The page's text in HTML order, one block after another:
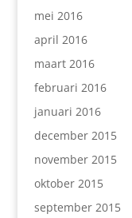
mei 2016
april 2016
maart 2016
februari 2016
januari 2016
december 2015
november 2015
oktober 2015
september 2015